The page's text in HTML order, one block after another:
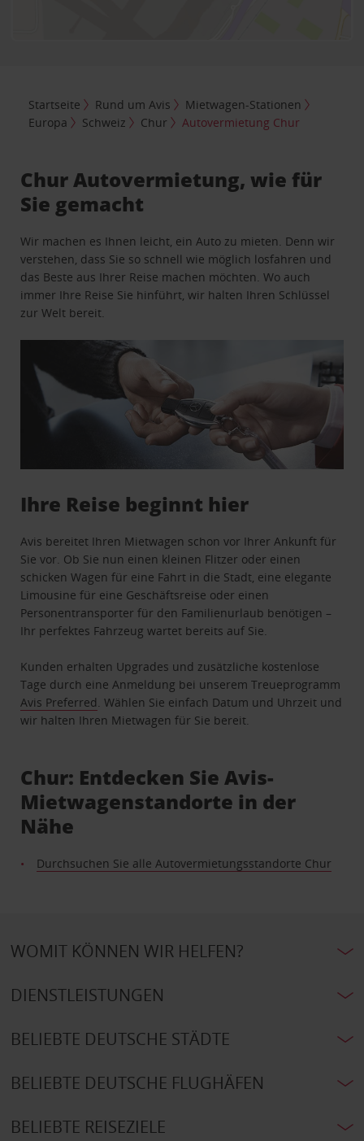
Startseite Rund um Avis
Mietwagen-Stationen
Europa
Schweiz Chur Autovermietung Chur
Chur Autovermietung, wie für
Sie gemacht
Wir machen es Ihnen leicht, ein Auto zu mieten. Denn wir
verstehen, dass Sie so schnell wie möglich losfahren und
das Beste aus Ihrer Reise machen möchten. Wo auch
immer Ihre Reise Sie hinführt, wir halten Ihren Schlüssel
zur Welt bereit.
Ihre Reise beginnt hier
Avis bereitet Ihren Mietwagen schon vor Ihrer Ankunft für
Sie vor. Ob Sie nun einen kleinen Flitzer oder einen
schicken Wagen für eine Fahrt in die Stadt, eine elegante
Limousine für eine Geschäftsreise oder einen
Personentransporter für den Familienurlaub benötigen –
Ihr perfektes Fahrzeug wartet bereits auf Sie.
Kunden erhalten Upgrades und zusätzliche kostenlose
Tage durch eine Anmeldung bei unserem Treueprogramm
Avis Preferred . Wählen Sie einfach Datum und Uhrzeit und
wir halten Ihren Mietwagen für Sie bereit.
Chur: Entdecken Sie Avis-
Mietwagenstandorte in der
Nähe
Durchsuchen Sie alle Autovermietungsstandorte Chur
WOMIT KÖNNEN WIR HELFEN?
DIENSTLEISTUNGEN
BELIEBTE DEUTSCHE STÄDTE
BELIEBTE DEUTSCHE FLUGHÄFEN
BELIEBTE REISEZIELE